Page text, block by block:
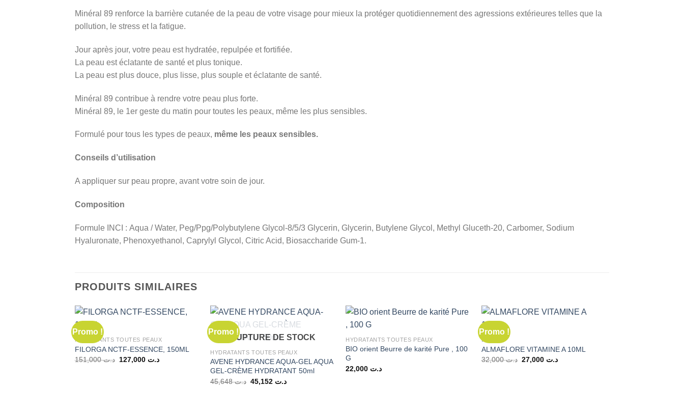
Minéral 89 renforce la barrière cutanée de la peau de votre visage pour mieux la protéger quotidiennement des agressions extérieures telles que la
pollution, le stress et la fatigue.
Jour après jour, votre peau est hydratée, repulpée et fortifiée.
La peau est éclatante de santé et plus tonique.
La peau est plus douce, plus lisse, plus souple et éclatante de santé.
Minéral 89 contribue à rendre votre peau plus forte.
Minéral 89, le 1er geste du matin pour toutes les peaux, même les plus sensibles.
Formulé pour tous les types de peaux, même les peaux sensibles.
Conseils d’utilisation
A appliquer sur peau propre, avant votre soin de jour.
Composition
Formule INCI : Aqua / Water, Peg/Ppg/Polybutylene Glycol-8/5/3 Glycerin, Glycerin, Butylene Glycol, Methyl Gluceth-20, Carbomer, Sodium
Hyaluronate, Phenoxyethanol, Caprylyl Glycol, Citric Acid, Biosaccharide Gum-1.
PRODUITS SIMILAIRES
Promo !
HYDRATANTS TOUTES PEAUX
FILORGA NCTF-ESSENCE, 150ML
د.ت151,000
Le
د.تLe
Promo !
RUPTURE DE STOCK
HYDRATANTS TOUTES PEAUX
AVENE HYDRANCE AQUA-GEL AQUA
GEL-CRÈME HYDRATANT 50ml
د.ت45,648
Le
د.تLe
HYDRATANTS TOUTES PEAUX
BIO orient Beurre de karité Pure , 100
G
د.ت
Promo !
BEAUTÉ
ALMAFLORE VITAMINE A 10ML
د.ت32,000
Le
د.ت 27,000
Le